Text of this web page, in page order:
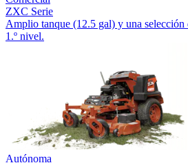
ZXC Serie
Amplio tanque (12.5 gal) y una selección
1.º nivel.
Autónoma